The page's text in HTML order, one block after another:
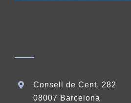
Consell de Cent, 282
08007 Barcelona